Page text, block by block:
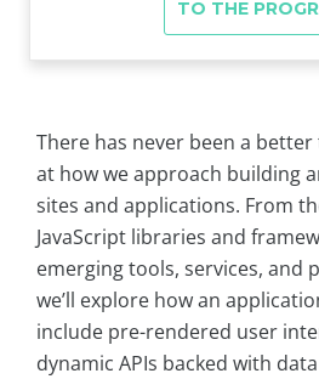
There has never been a
at how we approach building
sites and applications. From
JavaScript libraries and
emerging tools, services, and
we’ll explore how an
include pre-rendered user
dynamic APIs backed with